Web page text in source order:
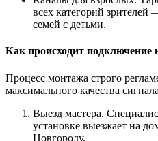
всех категорий
семей с детьми.
Как происходит
Процесс монтажа строго
максимального качества
Выезд мастера.
установке выезжает на
Новгороду.